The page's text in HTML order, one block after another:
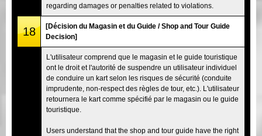
regarding damages or penalties related to violations.
18
[Décision du Magasin et du Guide / Shop and Tour Guide
Decision]
L'utilisateur comprend que le magasin et le guide touristique
ont le droit et l'autorité de suspendre un utilisateur individuel
de conduire un kart selon les risques de sécurité (conduite
imprudente, non-respect des règles de tour, etc.). L'utilisateur
retournera le kart comme spécifié par le magasin ou le guide
touristique.
Users understand that the shop and tour guide have the right